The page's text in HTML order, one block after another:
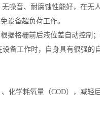
噪音、耐腐蚀性能好，在无
设备超负荷工作。
据格栅前后液位差自动控制
备工作时，自身具有很强的
化学耗氧量（COD），减轻